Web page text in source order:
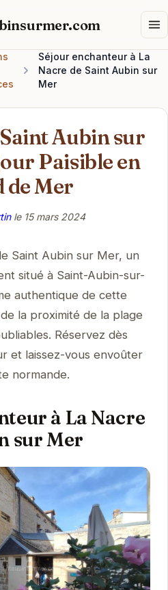
Séjour enchanteur à La
Nacre de Saint Aubin sur
Mer
Aubin sur
Paisible en
de Mer
le 15 mars 2024
Saint Aubin sur Mer, un
situé à Saint-Aubin-sur-
authentique de cette
la proximité de la plage
Réservez dès
et laissez-vous envoûter
normande.
à La Nacre
sur Mer